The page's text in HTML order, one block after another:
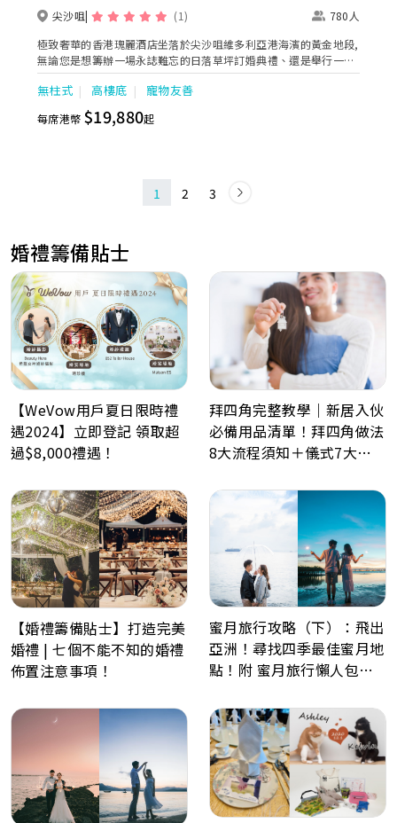
尖沙咀 (1)
780人
極致奢華的香港瑰麗酒店坐落於尖沙咀維多利亞港海濱的黃金地段,
無論您是想籌辦一場永誌難忘的日落草坪訂婚典禮、還是舉行一場
盛大浪漫的婚宴, 我們都能為您提供非同凡響的體驗。 其中宴會大
禮堂佔地 1000 平方米，配備 Skyfold 全自動屏風及可升降的華麗
水晶吊燈，寬敞前廳及酒吧更可通往戶外草坪，欣賞璀璨迷人的維
多利亞港海景。婚宴策劃師團隊將帶領新人展開匠心設計的浪漫之
無柱式 高樓底 寵物友善
每席港幣 $19,880起
1 2 3
婚禮籌備貼士
【WeVow用戶夏日限時禮
遇2024】立即登記 領取超
過$8,000禮遇！
拜四角完整教學｜新居入伙
必備用品清單！拜四角做法
8大流程須知＋儀式7大禁
【婚禮籌備貼士】打造完美
婚禮 | 七個不能不知的婚禮
佈置注意事項！
蜜月旅行攻略（下）：飛出
亞洲！尋找四季最佳蜜月地
點！附 蜜月旅行懶人包、